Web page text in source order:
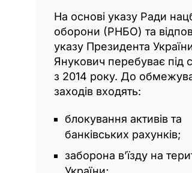
На основі указу Ради
оборони (РНБО) та
указу Президента
Янукович перебуває під
з 2014 року. До
заходів входять:
блокування активів та
банківських рахунків;
заборона в’їзду на